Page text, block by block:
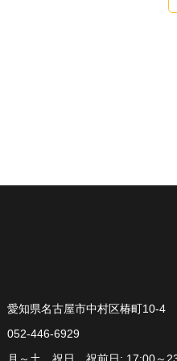
愛知県名古屋市中村区椿町10-4
052-446-6929